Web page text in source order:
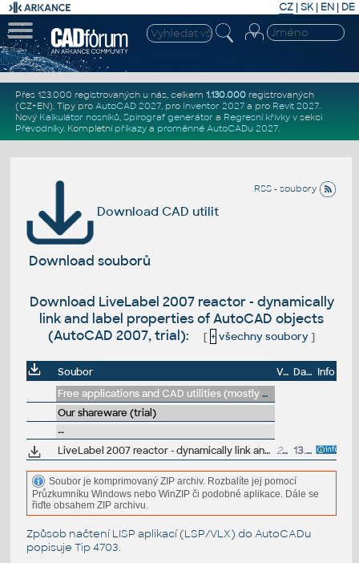
CZ | SK| EN | DE
Přes 123.000 registrovaných u nás, celkem 1.130.000registrovaných
(CZ+EN). Tipy pro AutoCAD 2027, pro Inventor 2027a pro Revit 2027.
Nový Kalkulátor nosníků, Spirograf generátor a Regresní křivkyv sekci
Převodníky. Kompletní příkazya proměnné AutoCADu 2027.
RSS - soubory
Download CAD utilit
Download souborů
Download LiveLabel 2007 reactor - dynamically
link and label properties of AutoCAD objects
(AutoCAD 2007, trial):
[ + všechny soubory]
Soubor Velikost Datum Info
Free applications and CAD utilities (mostly our freeware & trials)
Our shareware (trial)
--
LiveLabel 2007 reactor - dynamically link and label properties of AutoCAD objects (AutoCAD 2007, trial) 291kB 13.11.2006
Soubor je komprimovaný ZIP archiv. Rozbalíte jej pomocí
Průzkumníku Windows nebo WinZIP či podobné aplikace. Dále se
řiďte obsahem ZIP archivu.
Způsob načtení LISP aplikací (LSP/VLX) do AutoCADu
popisuje Tip 4703.